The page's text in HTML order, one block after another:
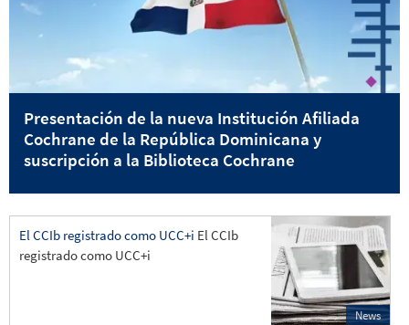
Presentación de la nueva Institución Afiliada
Cochrane de la República Dominicana y
suscripción a la Biblioteca Cochrane
El CCIb registrado como UCC+i El CCIb
registrado como UCC+i
News